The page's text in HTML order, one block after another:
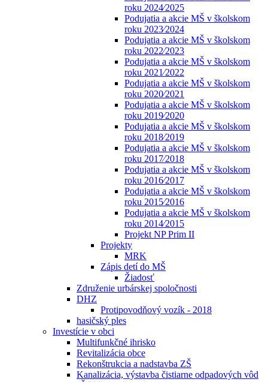
roku 2024⁄2025
Podujatia a akcie MŠ v školskom
roku 2023⁄2024
Podujatia a akcie MŠ v školskom
roku 2022⁄2023
Podujatia a akcie MŠ v školskom
roku 2021⁄2022
Podujatia a akcie MŠ v školskom
roku 2020⁄2021
Podujatia a akcie MŠ v školskom
roku 2019⁄2020
Podujatia a akcie MŠ v školskom
roku 2018⁄2019
Podujatia a akcie MŠ v školskom
roku 2017⁄2018
Podujatia a akcie MŠ v školskom
roku 2016⁄2017
Podujatia a akcie MŠ v školskom
roku 2015⁄2016
Podujatia a akcie MŠ v školskom
roku 2014⁄2015
Projekt NP Prim II
Projekty
MRK
Zápis detí do MŠ
Žiadosť
Združenie urbárskej spoločnosti
DHZ
Protipovodňový vozík - 2018
hasičský ples
Investície v obci
Multifunkčné ihrisko
Revitalizácia obce
Rekonštrukcia a nadstavba ZŠ
Kanalizácia, výstavba čistiarne odpadových vôd